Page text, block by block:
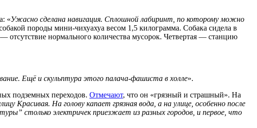
«Ужасно сделана навигация. Сплошной лабиринт, по которому можно
породы мини-чихуахуа весом 1,5 килограмма. Собака сидела в
отсутствие нормального количества мусорок. Четвертая — станцию
Ещё и скульптура этого палача-фашиста в холле».
подземных переходов. Отмечают, что он «грязный и страшный». На
Красивая. На голову капает грязная вода, а на улице, особенно после
столько электричек приезжает из разных городов, и первое, что